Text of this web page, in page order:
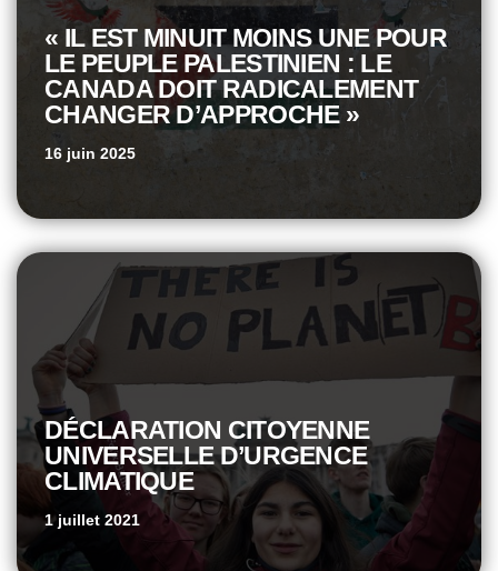
« IL EST MINUIT MOINS UNE POUR
LE PEUPLE PALESTINIEN : LE
CANADA DOIT RADICALEMENT
CHANGER D’APPROCHE »
16 juin 2025
DÉCLARATION CITOYENNE
UNIVERSELLE D’URGENCE
CLIMATIQUE
1 juillet 2021